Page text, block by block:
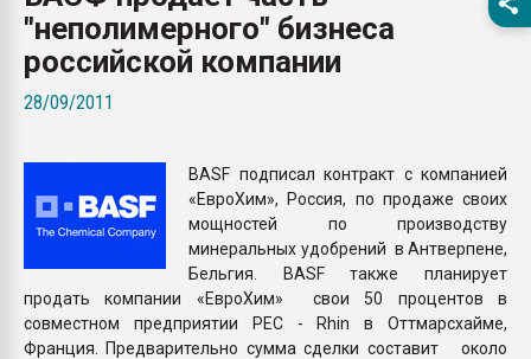
вакуумного
"неполимерного" бизнеса
российской компании
28/09/2011
BASF подписал контракт с компанией
«ЕвроХим», Россия, по продаже своих
мощностей по производству
минеральных удобрений в Антверпене,
Бельгия. BASF также планирует
продать компании «ЕвроХим» свои 50 процентов в
совместном предприятии PEC - Rhin в Оттмарсхайме,
Франция. Предварительно сумма сделки составит около